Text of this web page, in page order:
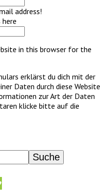
address!
in this browser for the
erklärst du dich mit der
Daten durch diese Website
zur Art der Daten
klicke bitte auf die